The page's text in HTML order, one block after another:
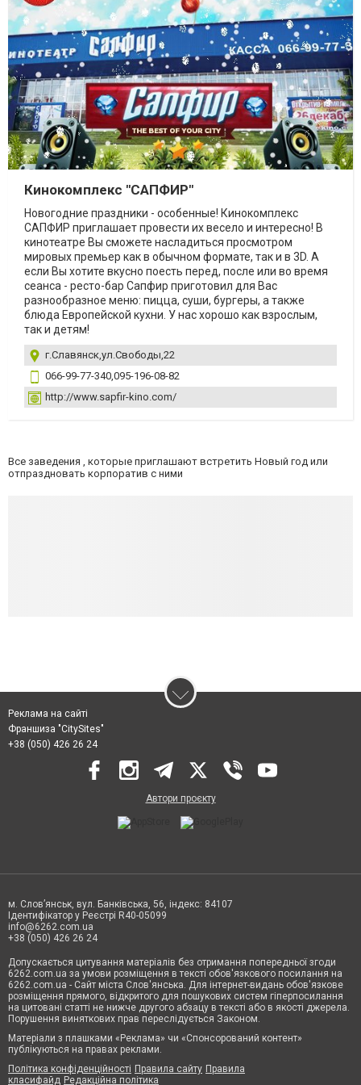
Кинокомплекс "САПФИР"
Новогодние праздники - особенные! Кинокомплекс
САПФИР приглашает провести их весело и интересно! В
кинотеатре Вы сможете насладиться просмотром
мировых премьер как в обычном формате, так и в 3D. А
если Вы хотите вкусно поесть перед, после или во время
сеанса - ресто-бар Сапфир приготовил для Вас
разнообразное меню: пицца, суши, бургеры, а также
блюда Европейской кухни. У нас хорошо как взрослым,
так и детям!
г.Славянск,ул.Свободы,22
066-99-77-340,095-196-08-82
http://www.sapfir-kino.com/
Все заведения , которые приглашают встретить Новый год или
отпраздновать корпоратив с ними
Реклама на сайті
Франшиза "CitySites"
+38 (050) 426 26 24
Автори проєкту
м. Слов’янськ, вул. Банківська, 56, індекс: 84107
Ідентифікатор у Реєстрі R40-05099
info@6262.com.ua
+38 (050) 426 26 24
Допускається цитування матеріалів без отримання попередньої згоди
6262.com.ua за умови розміщення в тексті обов'язкового посилання на
6262.com.ua - Сайт міста Слов'янська. Для інтернет-видань обов'язкове
розміщення прямого, відкритого для пошукових систем гіперпосилання
на цитовані статті не нижче другого абзацу в тексті або в якості джерела.
Порушення виняткових прав переслідується Законом.
Матеріали з плашками «Реклама» чи «Спонсорований контент»
публікуються на правах реклами.
Політика конфіденційності Правила сайту Правила
класифайд Редакційна політика